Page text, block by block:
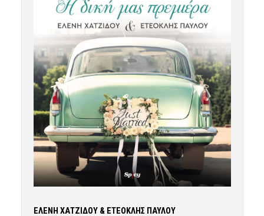
ΕΛΕΝΗ ΧΑΤΖΙΔΟΥ & ΕΤΕΟΚΛΗΣ ΠΑΥΛΟΥ